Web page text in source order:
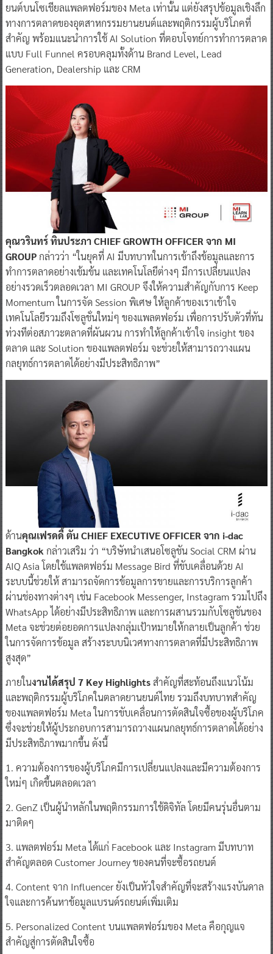
ยนต์บนโซเชียลแพลตฟอร์มของ Meta เท่านั้น แต่ยังสรุปข้อมูลเชิงลึก
ทางการตลาดของอุตสาหกรรมยานยนต์และพฤติกรรมผู้บริโภคที่
สำคัญ พร้อมแนะนำการใช้ AI Solution ที่ตอบโจทย์การทำการตลาด
แบบ Full Funnel ครอบคลุมทั้งด้าน Brand Level, Lead
Generation, Dealership และ CRM
คุณวรินทร์ ทินประภา CHIEF GROWTH OFFICER จาก MI
GROUPกล่าวว่า “ในยุคที่ AI มีบทบาทในการเข้าถึงข้อมูลและการ
ทำการตลาดอย่างเข้มข้น และเทคโนโลยีต่างๆ มีการเปลี่ยนแปลง
อย่างรวดเร็วตลอดเวลา MI GROUP จึงให้ความสำคัญกับการ Keep
Momentum ในการจัด Session พิเศษ ให้ลูกค้าของเราเข้าใจ
เทคโนโลยีรวมถึงโซลูชั่นใหม่ๆ ของแพลตฟอร์ม เพื่อการปรับตัวที่ทัน
ท่วงทีต่อสภาวะตลาดที่ผันผวน การทำให้ลูกค้าเข้าใจ insight ของ
ตลาด และ Solution ของแพลตฟอร์ม จะช่วยให้สามารถวางแผน
กลยุทธ์การตลาดได้อย่างมีประสิทธิภาพ”
ด้านคุณเฟรดดี้ ตัน CHIEF EXECUTIVE OFFICER จาก i-dac
Bangkok กล่าวเสริม ว่า “บริษัทนำเสนอโซลูชัน Social CRM ผ่าน
AIQ Asia โดยใช้แพลตฟอร์ม Message Bird ที่ขับเคลื่อนด้วย AI
ระบบนี้ช่วยให้ สามารถจัดการข้อมูลการขายและการบริการลูกค้า
ผ่านช่องทางต่างๆ เช่น Facebook Messenger, Instagram รวมไปถึง
WhatsApp ได้อย่างมีประสิทธิภาพ และการผสานรวมกับโซลูชันของ
Meta จะช่วยต่อยอดการแปลงกลุ่มเป้าหมายให้กลายเป็นลูกค้า ช่วย
ในการจัดการข้อมูล สร้างระบบนิเวศทางการตลาดที่มีประสิทธิภาพ
สูงสุด”
ภายในงานได้สรุป 7 Key Highlightsสำคัญที่สะท้อนถึงแนวโน้ม
และพฤติกรรมผู้บริโภคในตลาดยานยนต์ไทย รวมถึงบทบาทสำคัญ
ของแพลตฟอร์ม Meta ในการขับเคลื่อนการตัดสินใจซื้อของผู้บริโภค
ซึ่งจะช่วยให้ผู้ประกอบการสามารถวางแผนกลยุทธ์การตลาดได้อย่าง
มีประสิทธิภาพมากขึ้น ดังนี้
1. ความต้องการของผู้บริโภคมีการเปลี่ยนแปลงและมีความต้องการ
ใหม่ๆ เกิดขึ้นตลอดเวลา
2. GenZ เป็นผู้นำหลักในพฤติกรรมการใช้ดิจิทัล โดยมีคนรุ่นอื่นตาม
มาติดๆ
3. แพลตฟอร์ม Meta ได้แก่ Facebook และ Instagram มีบทบาท
สำคัญตลอด Customer Journey ของคนที่จะซื้อรถยนต์
4. Content จาก Influencer ยังเป็นหัวใจสำคัญที่จะสร้างแรงบันดาล
ใจและการค้นหาข้อมูลแบรนด์รถยนต์เพิ่มเติม
5. Personalized Content บนแพลตฟอร์มของ Meta คือกุญแจ
สำคัญสู่การตัดสินใจซื้อ